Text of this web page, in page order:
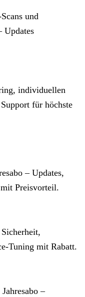
und
Updates
individuellen
für höchste
– Updates,
Preisvorteil.
mit Rabatt.
–